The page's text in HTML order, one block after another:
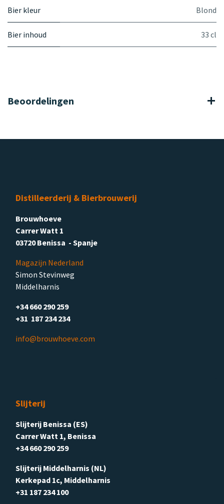
Bier kleur Blond
Bier inhoud 33 cl
Beoordelingen
Distilleerderij & Bierbrouwerij
Brouwhoeve
Carrer Watt 1
03720 Benissa - Spanje
Magazijn Nederland
Simon Stevinweg
Middelharnis
+34 660 290 259
+31 187 234 234
info@brouwhoeve.com
Slijterij
Slijterij Benissa (ES)
Carrer Watt 1, Benissa
+34 660 290 259
Slijterij Middelharnis (NL)
Kerkepad 1c, Middelharnis
+31 187 234 100